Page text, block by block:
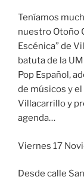
Teníamos
nuestro Otoño
Escénica” de
batuta de la
Pop Español,
de músicos y
Villacarrillo y
agenda…
Viernes 17
Desde calle